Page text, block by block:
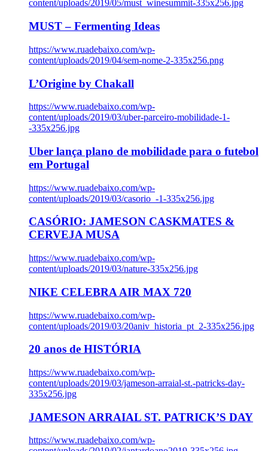
content/uploads/2019/05/must_winesummit-335x256.jpg
MUST – Fermenting Ideas
https://www.ruadebaixo.com/wp-
content/uploads/2019/04/sem-nome-2-335x256.png
L’Origine by Chakall
https://www.ruadebaixo.com/wp-
content/uploads/2019/03/uber-parceiro-mobilidade-1-
-335x256.jpg
Uber lança plano de mobilidade para o futebol
em Portugal
https://www.ruadebaixo.com/wp-
content/uploads/2019/03/casorio_-1-335x256.jpg
CASÓRIO: JAMESON CASKMATES &
CERVEJA MUSA
https://www.ruadebaixo.com/wp-
content/uploads/2019/03/nature-335x256.jpg
NIKE CELEBRA AIR MAX 720
https://www.ruadebaixo.com/wp-
content/uploads/2019/03/20aniv_historia_pt_2-335x256.jpg
20 anos de HISTÓRIA
https://www.ruadebaixo.com/wp-
content/uploads/2019/03/jameson-arraial-st.-patricks-day-
335x256.jpg
JAMESON ARRAIAL ST. PATRICK’S DAY
https://www.ruadebaixo.com/wp-